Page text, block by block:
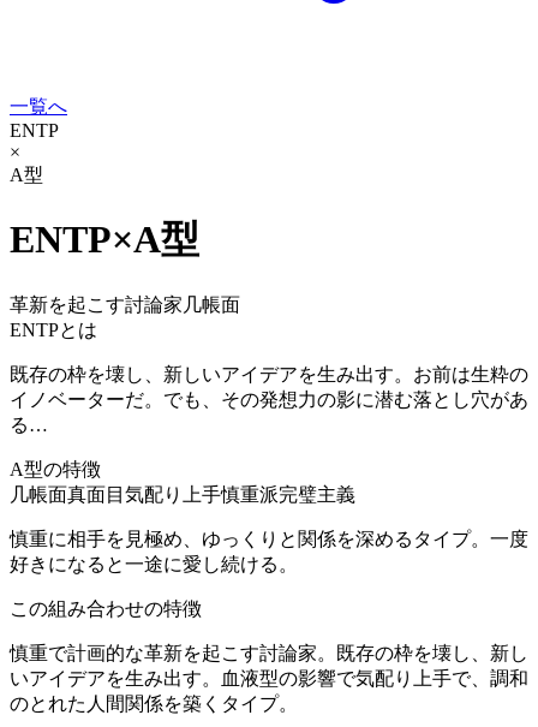
一覧へ
ENTP
×
A型
ENTP×A型
革新を起こす討論家 几帳面
ENTPとは
既存の枠を壊し、新しいアイデアを生み出す。お前は生粋の
イノベーターだ。でも、その発想力の影に潜む落とし穴があ
る…
A型の特徴
几帳面真面目 気配り上手慎重派完璧主義
慎重に相手を見極め、ゆっくりと関係を深めるタイプ。一度
好きになると一途に愛し続ける。
この組み合わせの特徴
慎重で計画的な革新を起こす討論家。既存の枠を壊し、新し
いアイデアを生み出す。血液型の影響で気配り上手で、調和
のとれた人間関係を築くタイプ。